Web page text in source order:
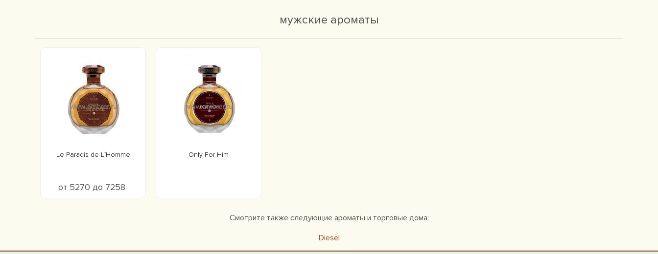
мужские ароматы
Le Paradis de L`Homme
от 5270 до 7258
Only For Him
Смотрите также следующие ароматы и торговые дома:
Diesel